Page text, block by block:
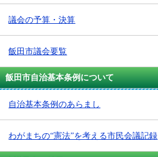
議会の予算・決算
飯田市議会要覧
飯田市自治基本条例について
自治基本条例のあらまし
わがまちの“憲法”を考える市民会議記録